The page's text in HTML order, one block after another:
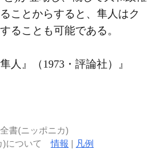
ことからすると、隼人はク
ることも可能である。
人』（1973・評論社）』
書(ニッポニカ)
)について情報 | 凡例